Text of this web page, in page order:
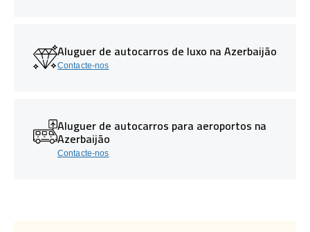
Aluguer de autocarros de luxo na Azerbaijão
Contacte-nos
Aluguer de autocarros para aeroportos na
Azerbaijão
Contacte-nos